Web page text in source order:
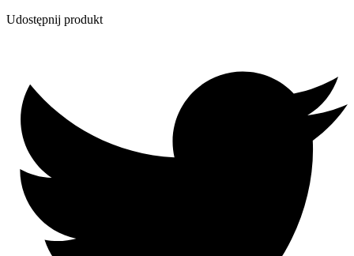
Udostępnij produkt